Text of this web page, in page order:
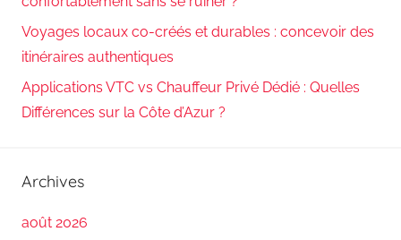
Voyages locaux co-créés et durables : concevoir des
itinéraires authentiques
Applications VTC vs Chauffeur Privé Dédié : Quelles
Différences sur la Côte d’Azur ?
Archives
août 2026